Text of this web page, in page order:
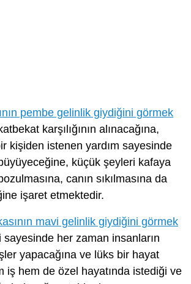
pembe gelinlik giydiğini görmek
karşılığının alınacağına,
kişiden istenen yardım sayesinde
küçük şeyleri kafaya
canın sıkılmasına da
işaret etmektedir.
mavi gelinlik giydiğini görmek
her zaman insanların
yapacağına ve lüks bir hayat
iş hem de özel hayatında istediği ve